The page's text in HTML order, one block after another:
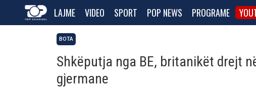
LAJME VIDEO SPORT POP NEWS PROGRAME
BOTA
Shkëputja nga BE, britanikët drejt
gjermane